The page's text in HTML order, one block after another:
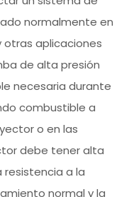
normalmente en
aplicaciones
de alta presión
necesaria durante
combustible a
o en las
debe tener alta
a la
normal y la